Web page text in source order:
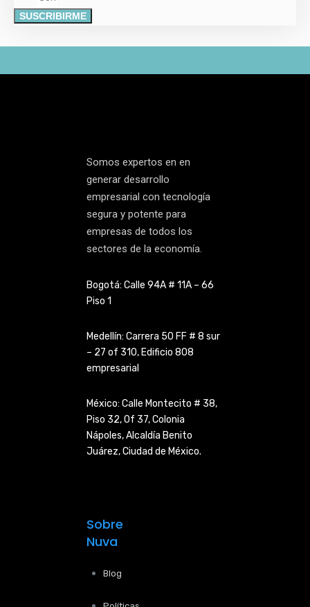
SUSCRIBIRME
Somos expertos en en
generar desarrollo
empresarial con tecnología
segura y potente para
empresas de todos los
sectores de la economía.
Bogotá: Calle 94A # 11A – 66
Piso 1
Medellín: Carrera 50 FF # 8 sur
– 27 of 310, Edificio 808
empresarial
México: Calle Montecito # 38,
Piso 32, Of 37, Colonia
Nápoles,Alcaldía Benito
Juárez, Ciudad de México.
Sobre
Nuva
Blog